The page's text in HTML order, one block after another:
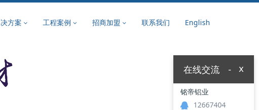
方案 工程案例 招商加盟 联系我们 English
在线交流 x
-
铭帝铝业
12667404